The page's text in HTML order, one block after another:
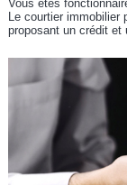
Vous êtes
Le courtier
proposant un crédit et